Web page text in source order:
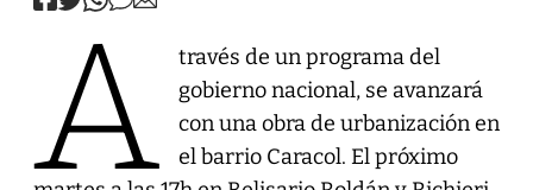
A
través de un programa del
gobierno nacional, se avanzará
con una obra de urbanización en
el barrio Caracol. El próximo